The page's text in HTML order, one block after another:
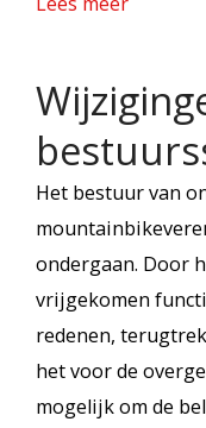
Het bestuur van
ondergaan. Door
vrijgekomen
redenen,
het voor de
mogelijk om de